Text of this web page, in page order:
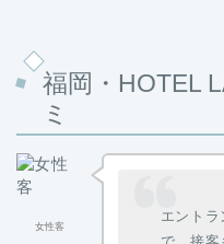
福岡・HOTEL
ミ
女性客
エント